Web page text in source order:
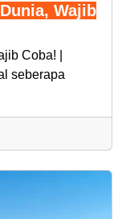
Wajib
Coba! |
seberapa